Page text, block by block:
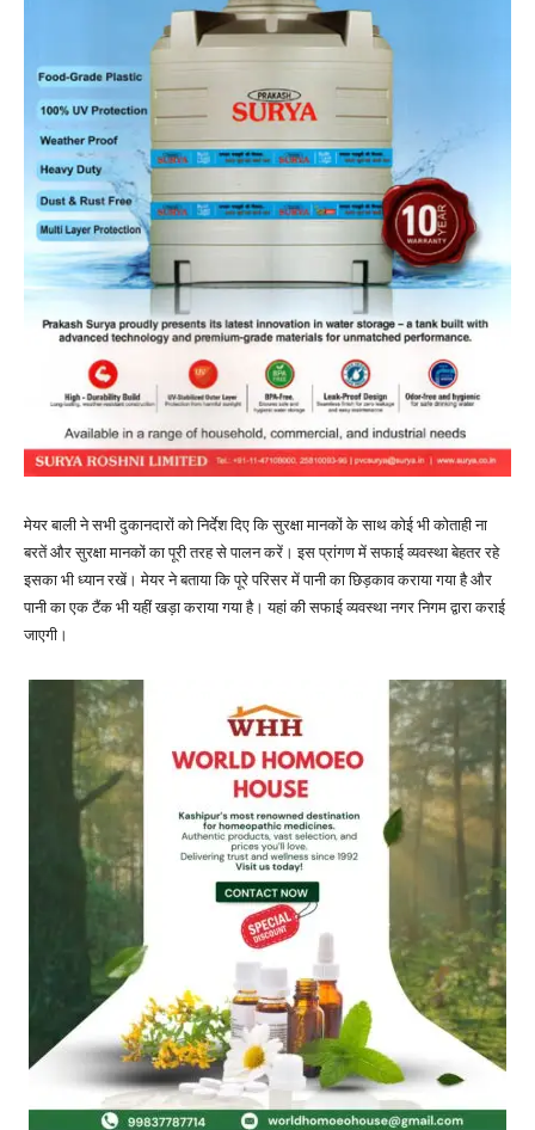
मेयर बाली ने सभी दुकानदारों को निर्देश दिए कि सुरक्षा मानकों के साथ कोई भी कोताही ना
बरतें और सुरक्षा मानकों का पूरी तरह से पालन करें। इस प्रांगण में सफाई व्यवस्था बेहतर रहे
इसका भी ध्यान रखें। मेयर ने बताया कि पूरे परिसर में पानी का छिड़काव कराया गया है और
पानी का एक टैंक भी यहीं खड़ा कराया गया है। यहां की सफाई व्यवस्था नगर निगम द्वारा कराई
जाएगी।